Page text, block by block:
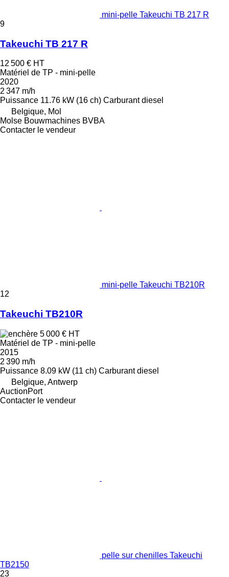
mini-pelle Takeuchi TB 217 R
9
Takeuchi TB 217 R
12 500 € HT
Matériel de TP - mini-pelle
2020
2 347 m/h
Puissance 11.76 kW (16 ch) Carburant diesel
Belgique, Mol
Molse Bouwmachines BVBA
Contacter le vendeur
mini-pelle Takeuchi TB210R
12
Takeuchi TB210R
5 000 € HT
Matériel de TP - mini-pelle
2015
2 390 m/h
Puissance 8.09 kW (11 ch) Carburant diesel
Belgique, Antwerp
AuctionPort
Contacter le vendeur
pelle sur chenilles Takeuchi
TB2150
23